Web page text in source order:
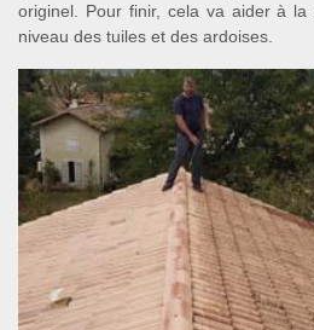
originel. Pour finir, cela va aider à la
niveau des tuiles et des ardoises.